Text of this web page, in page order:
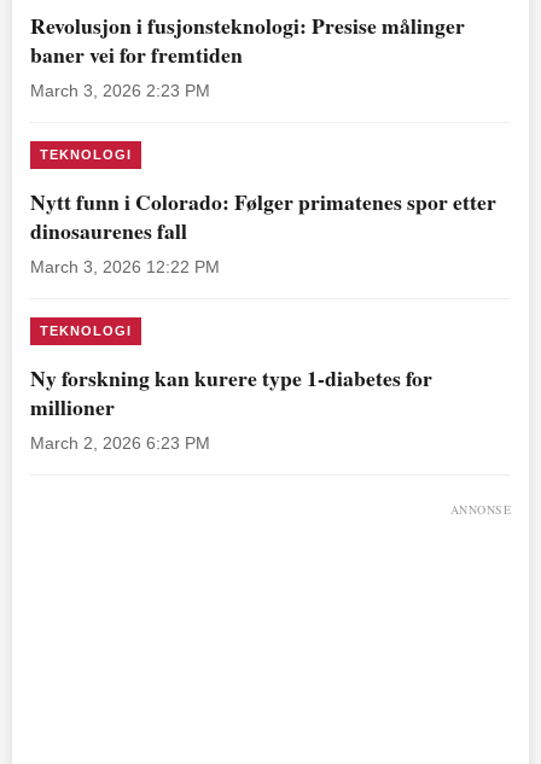
Revolusjon i fusjonsteknologi: Presise målinger
baner vei for fremtiden
March 3, 2026 2:23 PM
TEKNOLOGI
Nytt funn i Colorado: Følger primatenes spor etter
dinosaurenes fall
March 3, 2026 12:22 PM
TEKNOLOGI
Ny forskning kan kurere type 1-diabetes for
millioner
March 2, 2026 6:23 PM
ANNONSE